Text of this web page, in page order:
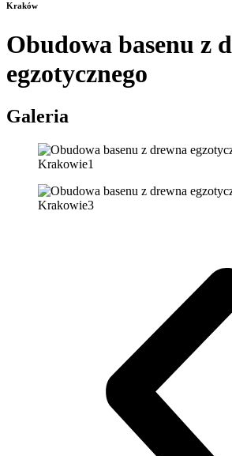
Kraków
Obudowa basenu z
egzotycznego
Galeria